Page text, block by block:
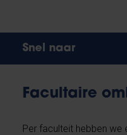
Snel naar
Facultaire
Per faculteit hebben